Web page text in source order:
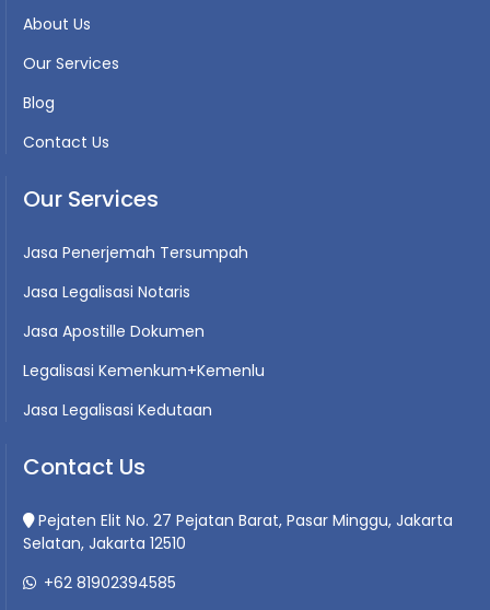
About Us
Our Services
Blog
Contact Us
Our Services
Jasa Penerjemah Tersumpah
Jasa Legalisasi Notaris
Jasa Apostille Dokumen
Legalisasi Kemenkum+Kemenlu
Jasa Legalisasi Kedutaan
Contact Us
Pejaten Elit No. 27 Pejatan Barat, Pasar Minggu, Jakarta
Selatan, Jakarta 12510
+62 81902394585